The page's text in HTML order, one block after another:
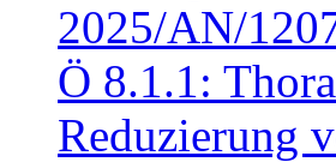
2025/AN/
Ö 8.1.1:
Reduzierung